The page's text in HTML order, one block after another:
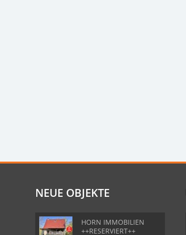
NEUE OBJEKTE
HORN IMMOBILIEN
++RESERVIERT++